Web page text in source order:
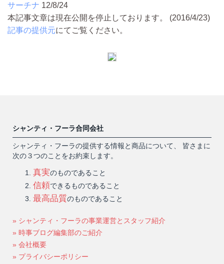
サーチナ 12/8/24
本記事文章は現在公開を停止しております。 (2016/4/23)
記事の提供元にてご覧ください。
シャンティ・フーラ合同会社
シャンティ・フーラの提供する情報と商品について、 皆さまに
次の３つのことをお約束します。
真実のものであること
信頼できるものであること
最高品質のものであること
» シャンティ・フーラの事業運営とスタッフ紹介
» 時事ブログ編集部のご紹介
» 会社概要
» プライバシーポリシー